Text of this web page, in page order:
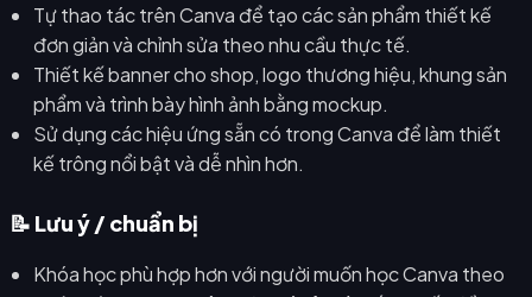
Tự thao tác trên Canva để tạo các sản phẩm thiết kế
đơn giản và chỉnh sửa theo nhu cầu thực tế.
Thiết kế banner cho shop, logo thương hiệu, khung sản
phẩm và trình bày hình ảnh bằng mockup.
Sử dụng các hiệu ứng sẵn có trong Canva để làm thiết
kế trông nổi bật và dễ nhìn hơn.
📝 Lưu ý / chuẩn bị
Khóa học phù hợp hơn với người muốn học Canva theo